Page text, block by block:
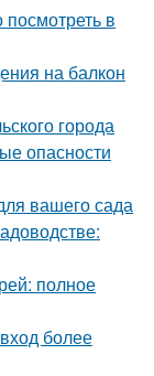
в
на балкон
города
опасности
вашего сада
полное
более